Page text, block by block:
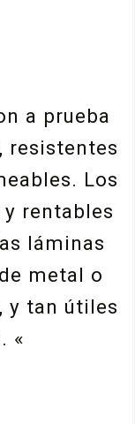
a prueba
resistentes
Los
rentables
láminas
metal o
y tan útiles
«